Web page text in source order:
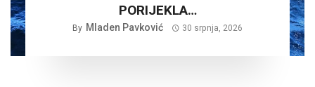
PORIJEKLA…
By Mladen Pavković 30 srpnja, 2026